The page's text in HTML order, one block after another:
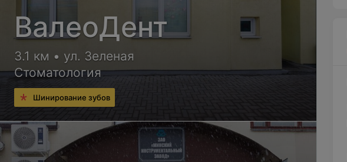
ВалеоДент
3.1 км • ул. Зеленая
Стоматология
Шинирование зубов